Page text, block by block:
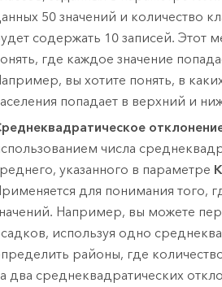
50 значений и количество
содержать 10 записей. Этот
где каждое значение
вы хотите понять, в
попадает в верхний и
числа
указанного в параметре
для понимания того,
Например, вы можете
используя одно
районы, где
два среднеквадратических